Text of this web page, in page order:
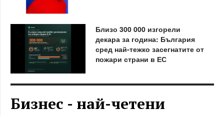
Близо 300 000 изгорели
декара за година: България
сред най-тежко засегнатите от
пожари страни в ЕС
Бизнес - най-четени